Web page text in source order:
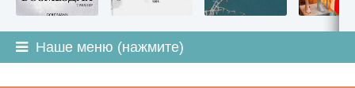
Наше меню (нажмите)